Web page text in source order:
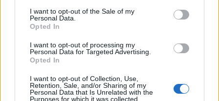
consent section.
I want to opt-out of the Sale of my
Personal Data.
Opted In
I want to opt-out of processing my
Personal Data for Targeted Advertising.
Opted In
I want to opt-out of Collection, Use,
Retention, Sale, and/or Sharing of my
Personal Data that Is Unrelated with the
Purposes for which it was collected.
fesztivál ugyanis minden, csak nem ideális terep egy
szélsőbaloldali, antikapitalista zenekarnak, hogy
megünnepelje visszatértét az élők sorába. Főleg
azok után nem, hogy kihozták anno a
Refused Are
Fucking Deadnévre keresztelt manifesztumot,
amelyben közölték, hogy mi következik
(pontosabban, hogy mi NEM következik) feloszlásuk
után. A Refused hatalmasat hibázott, mikor nem
követte a „sohase mondd, hogy soha ” aranyszabályt.